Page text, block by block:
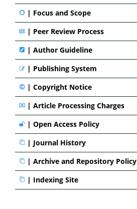
| Focus and Scope
| Peer Review Process
| Author Guideline
| Publishing System
| Copyright Notice
| Article Processing Charges
| Open Access Policy
| Journal History
| Archive and Repository Policy
| Indexing Site